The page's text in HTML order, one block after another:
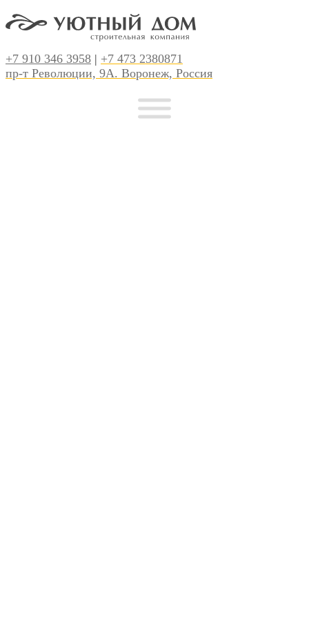
+7 910 346 3958 | +7 473 2380871
пр-т Революции, 9А. Воронеж, Россия